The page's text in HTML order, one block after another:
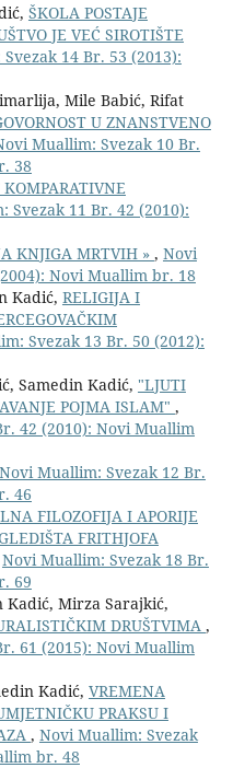
ŠKOLA POSTAJE
JE VEĆ SIROTIŠTE
14 Br. 53 (2013):
Mile Babić, Rifat
U ZNANSTVENO
Muallim: Svezak 10 Br.
38
Svezak 11 Br. 42 (2010):
KNJIGA MRTVIH » , Novi
Novi Muallim br. 18
Kadić, RELIGIJA I
Svezak 13 Br. 50 (2012):
Samedin Kadić, "LJUTI
POJMA ISLAM" ,
42 (2010): Novi Muallim
Novi Muallim: Svezak 12 Br.
46
FILOZOFIJA I APORIJE
FRITHJOFA
Novi Muallim: Svezak 18 Br.
69
Mirza Sarajkić,
DRUŠTVIMA ,
61 (2015): Novi Muallim
Kadić, VREMENA
PRAKSU I
, Novi Muallim: Svezak
br. 48